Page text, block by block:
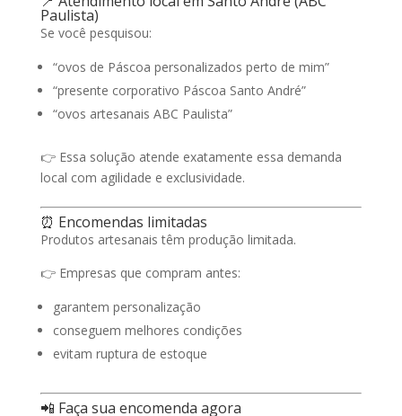
Paulista)
Se você pesquisou:
“ovos de Páscoa personalizados perto de mim”
“presente corporativo Páscoa Santo André”
“ovos artesanais ABC Paulista”
👉 Essa solução atende exatamente essa demanda
local com agilidade e exclusividade.
⏰ Encomendas limitadas
Produtos artesanais têm produção limitada.
👉 Empresas que compram antes:
garantem personalização
conseguem melhores condições
evitam ruptura de estoque
📲 Faça sua encomenda agora